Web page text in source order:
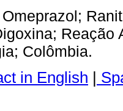
Omeprazol;
Reação
Colômbia.
in English |